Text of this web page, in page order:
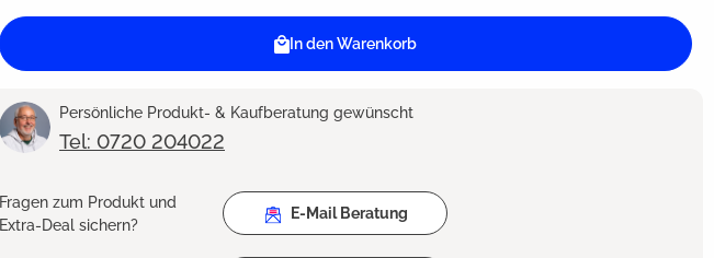
In den Warenkorb
Persönliche Produkt- & Kaufberatung gewünscht
Tel: 0720 204022
Fragen zum Produkt und
Extra-Deal sichern?
E-Mail Beratung